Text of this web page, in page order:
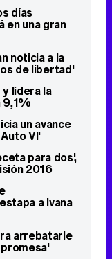
días
en una gran
noticia a la
de libertad'
y lidera la
9,1%
un avance
VI'
para dos',
2016
a Ivana
arrebatarle